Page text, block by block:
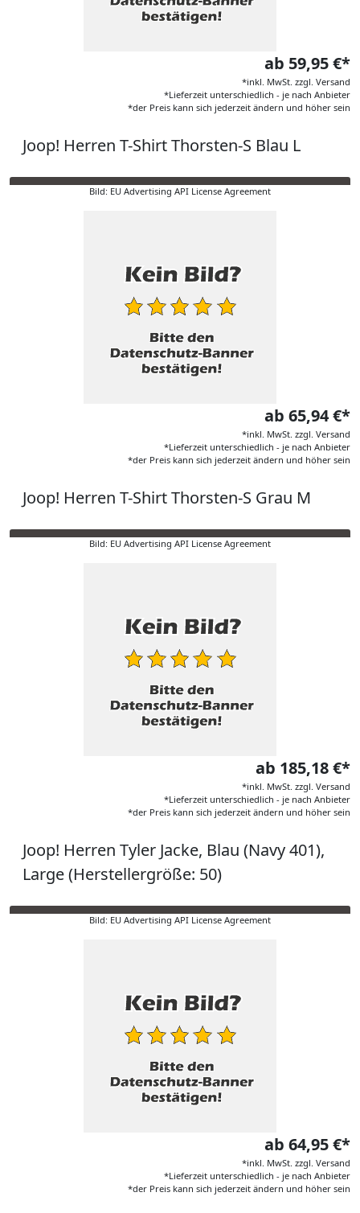
ab 59,95 €*
*inkl. MwSt. zzgl. Versand
*Lieferzeit unterschiedlich - je nach Anbieter
*der Preis kann sich jederzeit ändern und höher sein
Joop! Herren T-Shirt Thorsten-S Blau L
Bild: EU Advertising API License Agreement
ab 65,94 €*
*inkl. MwSt. zzgl. Versand
*Lieferzeit unterschiedlich - je nach Anbieter
*der Preis kann sich jederzeit ändern und höher sein
Joop! Herren T-Shirt Thorsten-S Grau M
Bild: EU Advertising API License Agreement
ab 185,18 €*
*inkl. MwSt. zzgl. Versand
*Lieferzeit unterschiedlich - je nach Anbieter
*der Preis kann sich jederzeit ändern und höher sein
Joop! Herren Tyler Jacke, Blau (Navy 401),
Large (Herstellergröße: 50)
Bild: EU Advertising API License Agreement
ab 64,95 €*
*inkl. MwSt. zzgl. Versand
*Lieferzeit unterschiedlich - je nach Anbieter
*der Preis kann sich jederzeit ändern und höher sein